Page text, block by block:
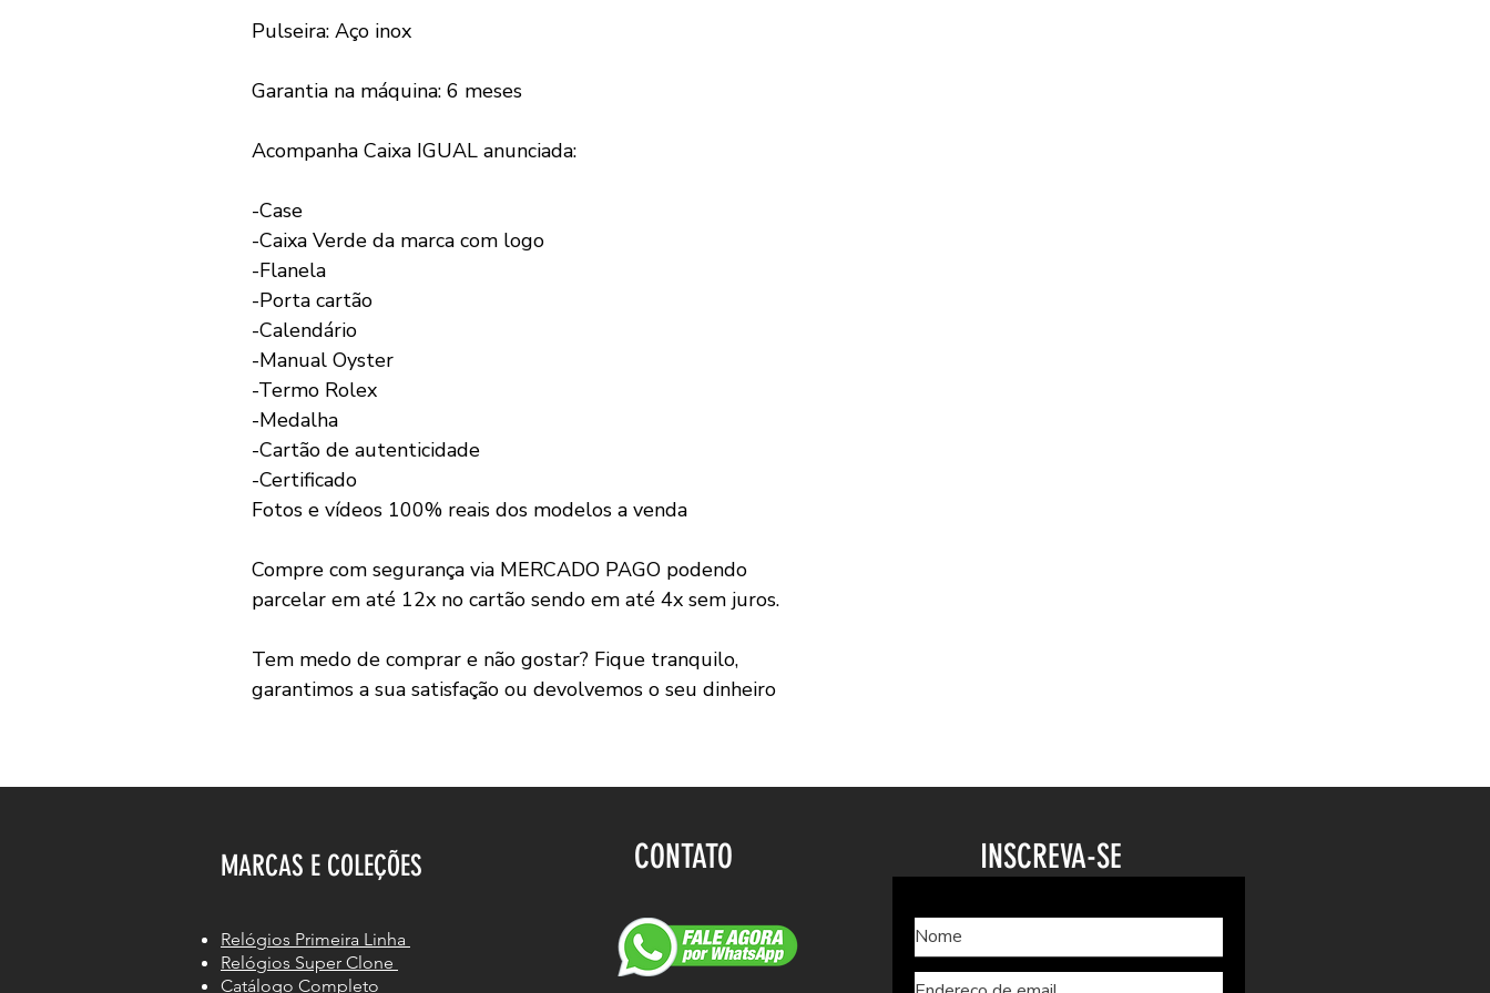
Pulseira: Aço inox
Garantia na máquina: 6 meses
Acompanha Caixa IGUAL anunciada:
-Case
-Caixa Verde da marca com logo
-Flanela
-Porta cartão
-Calendário
-Manual Oyster
-Termo Rolex
-Medalha
-Cartão de autenticidade
-Certificado
Fotos e vídeos 100% reais dos modelos a venda
Compre com segurança via MERCADO PAGO podendo
parcelar em até 12x no cartão sendo em até 4x sem juros.
Tem medo de comprar e não gostar? Fique tranquilo,
garantimos a sua satisfação ou devolvemos o seu dinheiro
MARCAS E COLEÇÕES
Relógios Primeira Linha
Relógios Super Clone
Catálogo Completo
CONTATO INSCREVA-SE